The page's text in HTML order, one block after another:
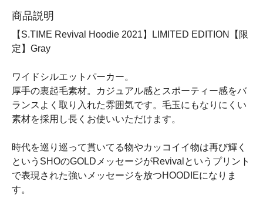
商品説明
【S.TIME Revival Hoodie 2021】LIMITED EDITION【限
定】Gray
ワイドシルエットパーカー。
厚手の裏起毛素材。カジュアル感とスポーティー感をバ
ランスよく取り入れた雰囲気です。毛玉にもなりにくい
素材を採用し長くお使いいただけます。
時代を巡り巡って貫いてる物やカッコイイ物は再び輝く
というSHOのGOLDメッセージがRevivalというプリント
で表現された強いメッセージを放つHOODIEになりま
す。